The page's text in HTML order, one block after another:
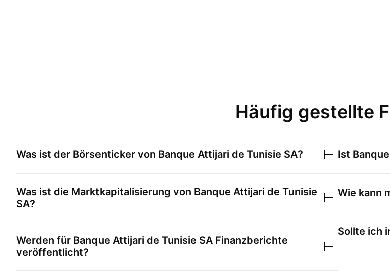
Häufig gestellte
Was ist der Börsenticker von Banque Attijari de Tunisie SA?
Was ist die Marktkapitalisierung von Banque Attijari de Tunisie
SA?
Werden für Banque Attijari de Tunisie SA Finanzberichte
veröffentlicht?
Ist
Wie kann
Sollte ich